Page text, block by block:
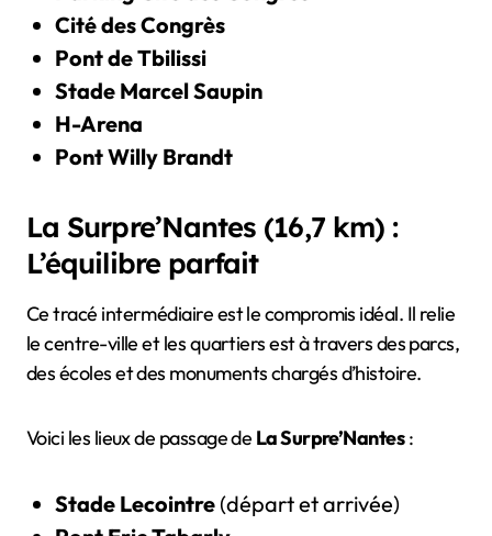
Cité des Congrès
Pont de Tbilissi
Stade Marcel Saupin
H-Arena
Pont Willy Brandt
La Surpre’Nantes (16,7 km) :
L’équilibre parfait
Ce tracé intermédiaire est le compromis idéal. Il relie
le centre-ville et les quartiers est à travers des parcs,
des écoles et des monuments chargés d’histoire.
Voici les lieux de passage de La Surpre’Nantes:
Stade Lecointre(départ et arrivée)